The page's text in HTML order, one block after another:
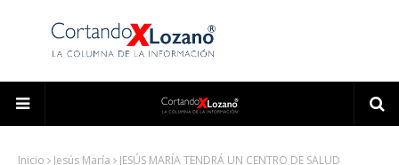
Inicio Jesús María
JESÚS MARÍA TENDRÁ UN CENTRO DE SALUD